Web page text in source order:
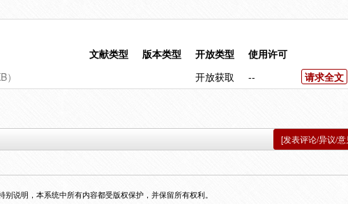
文献类型 版本类型 开放类型
使用许可
开放获取 -- 请求全文
[发表评论/异议/意
别说明，本系统中所有内容都受版权保护，并保留所有权利。